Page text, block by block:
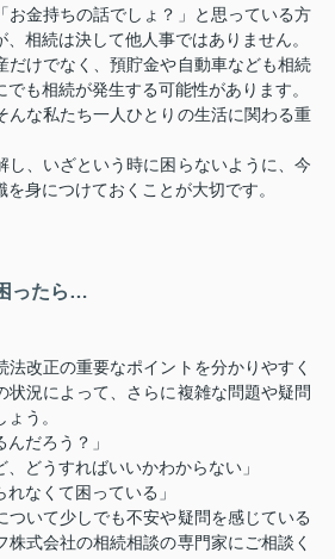
お金持ちの話でしょ？」と思っている方
相続は決して他人事ではありません。
だけでなく、預貯金や自動車なども相続
も相続が発生する可能性があります。
んな私たち一人ひとりの生活に関わる重
し、いざという時に困らないように、今
身につけておくことが大切です。
ったら…
改正の重要なポイントを分かりやすく
状況によって、さらに複雑な問題や疑問
う。
んだろう？」
、どうすればいいかわからない」
れなくて困っている」
ついて少しでも不安や疑問を感じている
株式会社の相続相談の専門家にご相談く